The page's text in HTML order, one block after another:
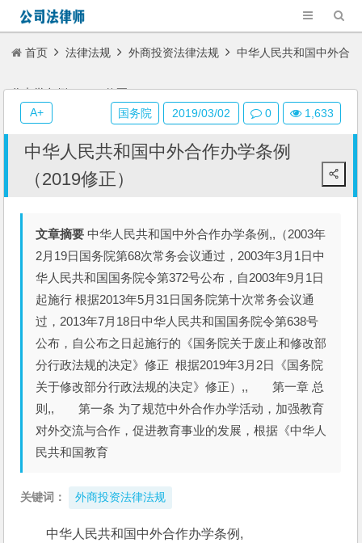
首页 法律法规 外商投资法律法规 中华人民共和国中外合
作办学条例（2019修正）
中华人民共和国中外合作办学条例
（2019修正）
文章摘要 中华人民共和国中外合作办学条例,,（2003年
2月19日国务院第68次常务会议通过，2003年3月1日中
华人民共和国国务院令第372号公布，自2003年9月1日
起施行 根据2013年5月31日国务院第十次常务会议通
过，2013年7月18日中华人民共和国国务院令第638号
公布，自公布之日起施行的《国务院关于废止和修改部
分行政法规的决定》修正 根据2019年3月2日《国务院
关于修改部分行政法规的决定》修正）,, 第一章 总
则,, 第一条 为了规范中外合作办学活动，加强教育
对外交流与合作，促进教育事业的发展，根据《中华人
民共和国教育
关键词： 外商投资法律法规
中华人民共和国中外合作办学条例,
国务院 2019/03/02 0 1,633
A+